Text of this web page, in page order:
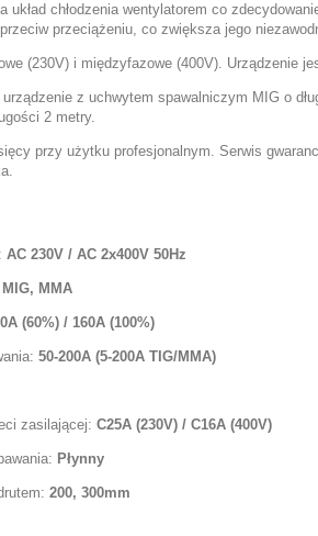
układ chłodzenia wentylatorem co
przeciążeniu, co zwiększa jego
(230V) i międzyfazowe (400V). Urządzenie
z uchwytem spawalniczym MIG o
2 metry.
przy użytku profesjonalnym. Serwis
AC 230V / AC 2x400V 50Hz
MIG, MMA
(60%) / 160A (100%)
50-200A (5-200A TIG/MMA)
zasilającej: C25A (230V) / C16A (400V)
Płynny
200, 300mm